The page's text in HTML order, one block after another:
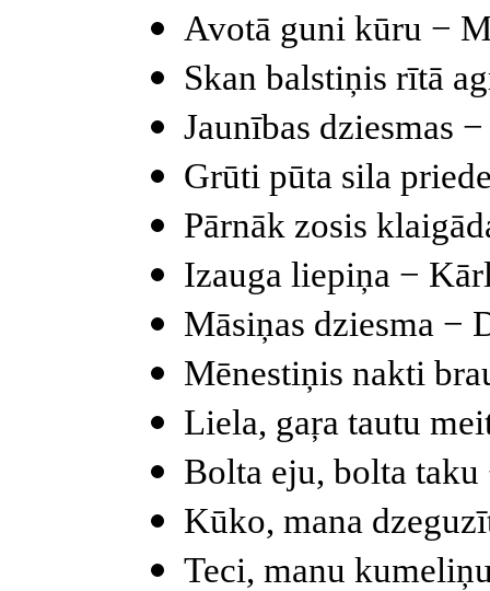
Avotā guni kūru −
Skan balstiņis rītā
Jaunības dziesmas
Grūti pūta sila
Pārnāk zosis
Izauga liepiņa −
Māsiņas dziesma −
Mēnestiņis nakti
Liela, gaŗa tautu
Bolta eju, bolta taku
Kūko, mana
Teci, manu